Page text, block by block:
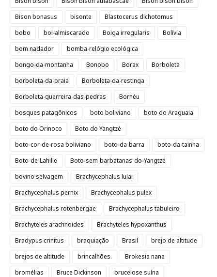
Bison bonasus
bisonte
Blastocerus dichotomus
bobo
boi-almiscarado Boiga irregularis
Bolívia
bom nadador
bomba-relógio ecológica
bongo-da-montanha
Bonobo Borax
Borboleta
borboleta-da-praia
Borboleta-da-restinga
Borboleta-guerreira-das-pedras
Bornéu
bosques patagônicos
boto boliviano
boto do Araguaia
boto do Orinoco
Boto do Yangtzé
boto-cor-de-rosa boliviano
boto-da-barra
boto-da-tainha
Boto-de-Lahille
Boto-sem-barbatanas-do-Yangtzé
bovino selvagem
Brachycephalus lulai
Brachycephalus pernix
Brachycephalus pulex
Brachycephalus rotenbergae
Brachycephalus tabuleiro
Brachyteles arachnoides
Brachyteles hypoxanthus
Bradypus crinitus
braquiação Brasil
brejo de altitude
brejos de altitude
brincalhões.
Brokesia nana
bromélias
Bruce Dickinson
brucelose suína